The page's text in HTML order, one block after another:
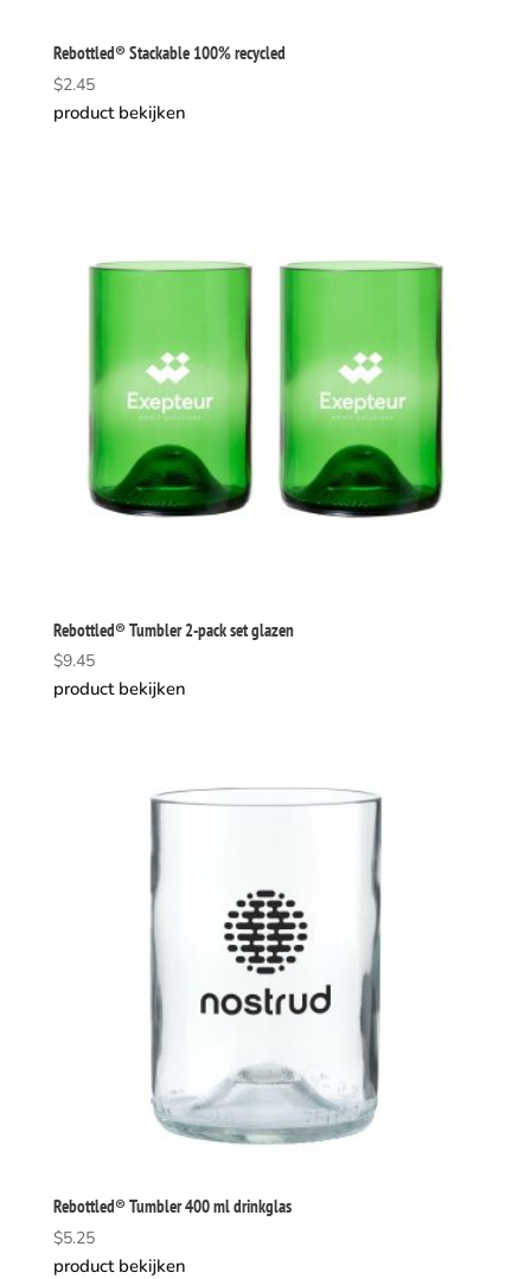
Rebottled® Stackable 100% recycled
$2.45
product bekijken
Rebottled® Tumbler 2-pack set glazen
$9.45
product bekijken
Rebottled® Tumbler 400 ml drinkglas
$5.25
product bekijken